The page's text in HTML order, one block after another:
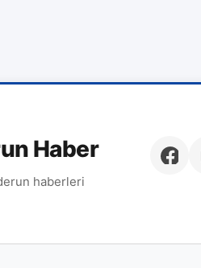
Haber
haberleri